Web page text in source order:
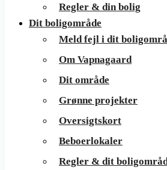
Regler & din bolig
Dit boligområde
Meld fejl i dit
Om Vapnagaard
Dit område
Grønne projekter
Oversigtskort
Beboerlokaler
Regler & dit